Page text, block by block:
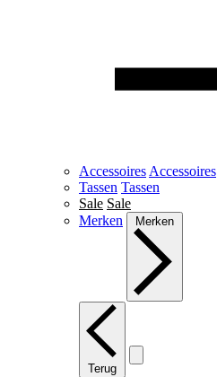
Accessoires Accessoires
Tassen Tassen
Sale Sale
Merken
Merken
Terug